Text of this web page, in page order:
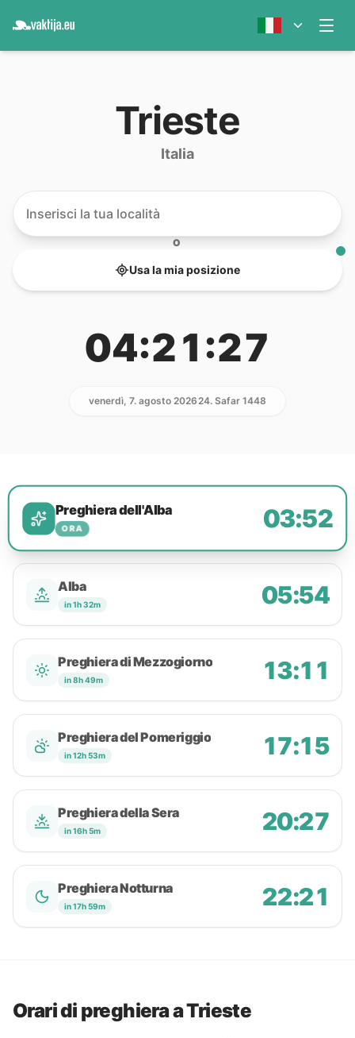
Trieste
Italia
O
Usa la mia posizione
04:21:27
venerdì, 7. agosto 202624. Safar 1448
Preghiera dell'Alba
ORA 03:52
Alba
in 1h 32m 05:54
Preghiera di Mezzogiorno
in 8h 49m 13:11
Preghiera del Pomeriggio
in 12h 53m 17:15
Preghiera della Sera
in 16h 5m 20:27
Preghiera Notturna
in 17h 59m 22:21
Orari di preghiera a Trieste